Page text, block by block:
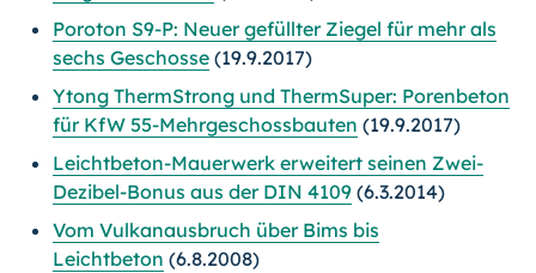
Poroton S9-P: Neuer gefüllter Ziegel für mehr als
sechs Geschosse (19.9.2017)
Ytong ThermStrong und ThermSuper: Porenbeton
für KfW 55-Mehrgeschossbauten (19.9.2017)
Leichtbeton-Mauerwerk erweitert seinen Zwei-
Dezibel-Bonus aus der DIN 4109 (6.3.2014)
Vom Vulkanausbruch über Bims bis
Leichtbeton (6.8.2008)